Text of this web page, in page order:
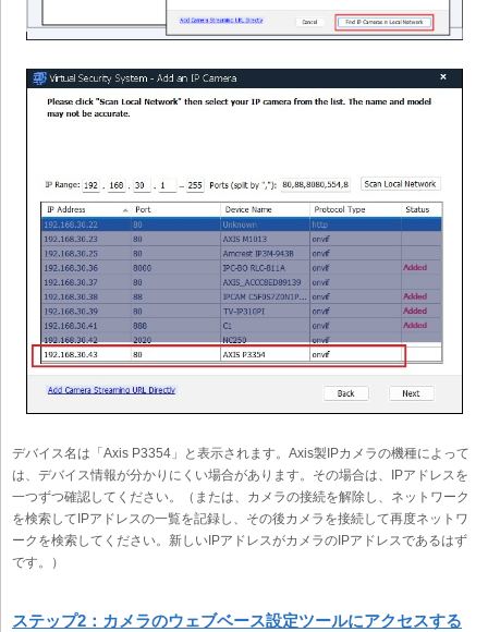
デバイス名は「Axis P3354」と表示されます。Axis製IPカメラの機種によって
は、デバイス情報が分かりにくい場合があります。その場合は、IPアドレスを
一つずつ確認してください。（または、カメラの接続を解除し、ネットワーク
を検索してIPアドレスの一覧を記録し、その後カメラを接続して再度ネットワ
ークを検索してください。新しいIPアドレスがカメラのIPアドレスであるはず
です。）
ステップ2：カメラのウェブベース設定ツールにアクセスする